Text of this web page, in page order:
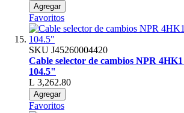
Agregar
Favoritos
SKU J45260004420
Cable selector de cambios NPR
104.5"
L 3,262.80
Agregar
Favoritos